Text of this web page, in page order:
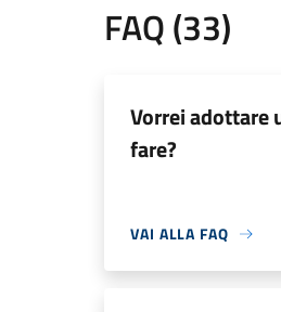
FAQ (33)
Vorrei adottare
fare?
VAI ALLA FAQ